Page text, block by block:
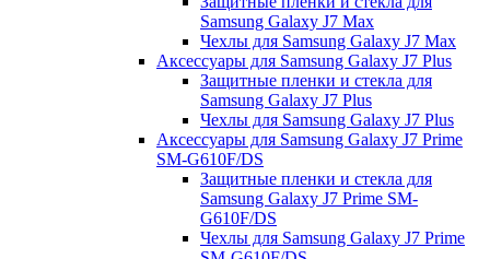
Samsung Galaxy J7 Max
Чехлы для Samsung Galaxy J7 Max
Аксессуары для Samsung Galaxy J7 Plus
Защитные пленки и стекла для
Samsung Galaxy J7 Plus
Чехлы для Samsung Galaxy J7 Plus
Аксессуары для Samsung Galaxy J7 Prime
SM-G610F/DS
Защитные пленки и стекла для
Samsung Galaxy J7 Prime SM-
G610F/DS
Чехлы для Samsung Galaxy J7 Prime